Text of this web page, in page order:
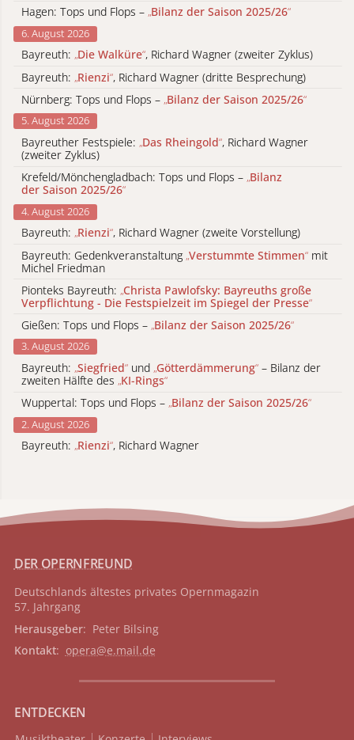
Hagen: Tops und Flops – „Bilanz der Saison 2025/26“
6. August 2026
Bayreuth: „Die Walküre“, Richard Wagner (zweiter Zyklus)
Bayreuth: „Rienzi“, Richard Wagner (dritte Besprechung)
Nürnberg: Tops und Flops – „Bilanz der Saison 2025/26“
5. August 2026
Bayreuther Festspiele: „Das Rheingold“, Richard Wagner
(zweiter Zyklus)
Krefeld/Mönchengladbach: Tops und Flops – „Bilanz
der Saison 2025/26“
4. August 2026
Bayreuth: „Rienzi“, Richard Wagner (zweite Vorstellung)
Bayreuth: Gedenkveranstaltung „Verstummte Stimmen“ mit
Michel Friedman
Pionteks Bayreuth: „Christa Pawlofsky: Bayreuths große
Verpflichtung - Die Festspielzeit im Spiegel der Presse“
Gießen: Tops und Flops – „Bilanz der Saison 2025/26“
3. August 2026
Bayreuth: „Siegfried“ und „Götterdämmerung“ – Bilanz der
zweiten Hälfte des „KI-Rings“
Wuppertal: Tops und Flops – „Bilanz der Saison 2025/26“
2. August 2026
Bayreuth: „Rienzi“, Richard Wagner
DER OPERNFREUND
Deutschlands ältestes privates Opernmagazin
57. Jahrgang
Herausgeber: Peter Bilsing
Kontakt: opera@e.mail.de
ENTDECKEN